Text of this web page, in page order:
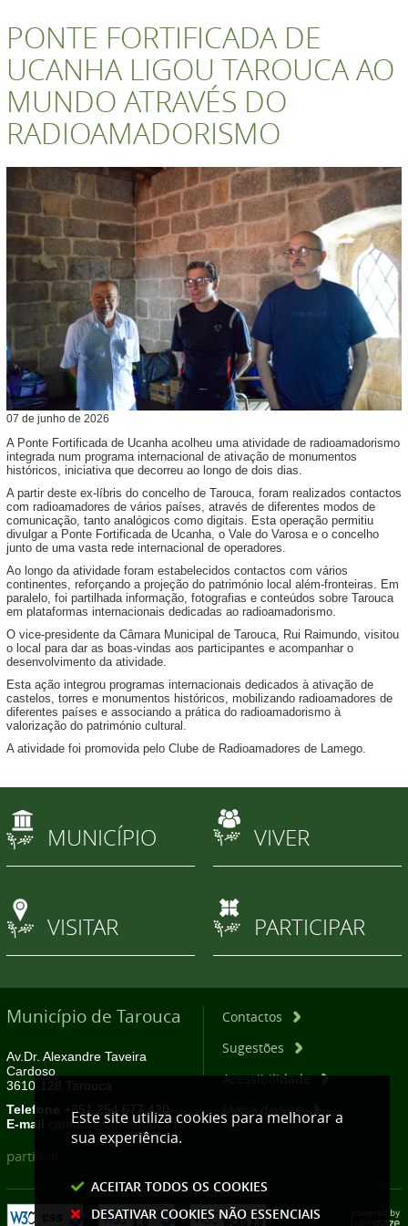
PONTE FORTIFICADA DE
UCANHA LIGOU TAROUCA AO
MUNDO ATRAVÉS DO
RADIOAMADORISMO
07 de junho de 2026
A Ponte Fortificada de Ucanha acolheu uma atividade de radioamadorismo
integrada num programa internacional de ativação de monumentos
históricos, iniciativa que decorreu ao longo de dois dias.
A partir deste ex-líbris do concelho de Tarouca, foram realizados contactos
com radioamadores de vários países, através de diferentes modos de
comunicação, tanto analógicos como digitais. Esta operação permitiu
divulgar a Ponte Fortificada de Ucanha, o Vale do Varosa e o concelho
junto de uma vasta rede internacional de operadores.
Ao longo da atividade foram estabelecidos contactos com vários
continentes, reforçando a projeção do património local além-fronteiras. Em
paralelo, foi partilhada informação, fotografias e conteúdos sobre Tarouca
em plataformas internacionais dedicadas ao radioamadorismo.
O vice-presidente da Câmara Municipal de Tarouca, Rui Raimundo, visitou
o local para dar as boas-vindas aos participantes e acompanhar o
desenvolvimento da atividade.
Esta ação integrou programas internacionais dedicados à ativação de
castelos, torres e monumentos históricos, mobilizando radioamadores de
diferentes países e associando a prática do radioamadorismo à
valorização do património cultural.
A atividade foi promovida pelo Clube de Radioamadores de Lamego.
MUNICÍPIO VIVER
VISITAR PARTICIPAR
Município de Tarouca
Av.Dr. Alexandre Taveira
Cardoso
3610-128 Tarouca
Telefone +351 254 677 420
E-mail
camara@cm-tarouca.pt
Contactos
Sugestões
Acessibilidade
Mapa do Site
partilhar
Este site utiliza cookies para melhorar a
sua experiência.
ACEITAR TODOS OS COOKIES
DESATIVAR COOKIES NÃO ESSENCIAIS